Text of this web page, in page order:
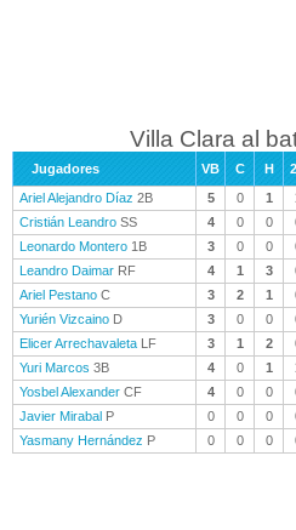
Villa Clara al
Jugadores VB C H
Ariel Alejandro Díaz 2B 5 0 1
Cristián Leandro SS 4 0 0
Leonardo Montero 1B 3 0 0
Leandro Daimar RF 4 1 3
Ariel Pestano C 3 2 1
Yurién Vizcaino D 3 0 0
Elicer Arrechavaleta LF 3 1 2
Yuri Marcos 3B 4 0 1
Yosbel Alexander CF 4 0 0
Javier Mirabal P 0 0 0
Yasmany Hernández P 0 0 0